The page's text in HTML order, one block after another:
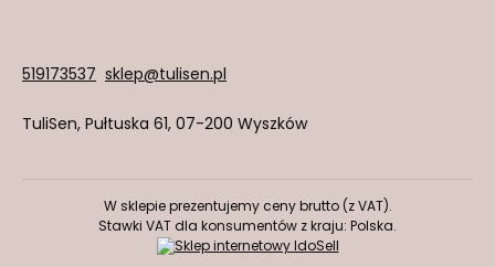
519173537 sklep@tulisen.pl
TuliSen, Pułtuska 61, 07-200 Wyszków
W sklepie prezentujemy ceny brutto (z VAT).
Stawki VAT dla konsumentów z kraju: Polska.